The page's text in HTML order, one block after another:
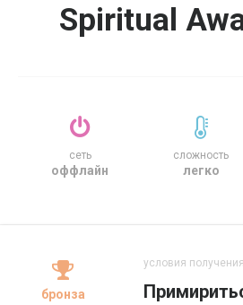
Spiritual
сеть
оффлайн
сложность
легко
бронза
условия